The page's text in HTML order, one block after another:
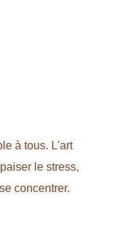
à tous. L'art
le stress,
concentrer.